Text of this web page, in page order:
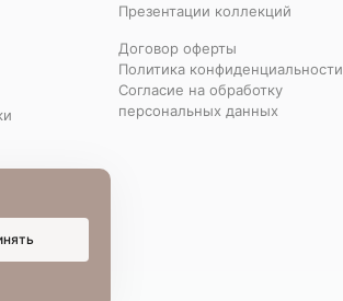
Презентации коллекций
Договор оферты
Политика конфиденциальности
Согласие на обработку
персональных данных